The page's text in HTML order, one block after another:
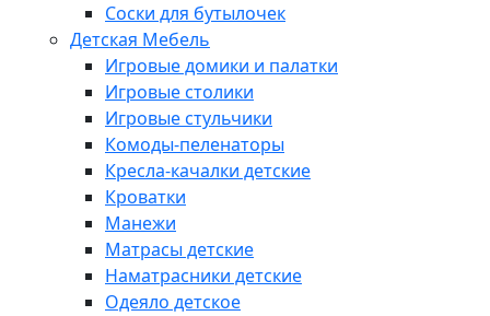
Соски для бутылочек
Детская Мебель
Игровые домики и палатки
Игровые столики
Игровые стульчики
Комоды-пеленаторы
Кресла-качалки детские
Кроватки
Манежи
Матрасы детские
Наматрасники детские
Одеяло детское